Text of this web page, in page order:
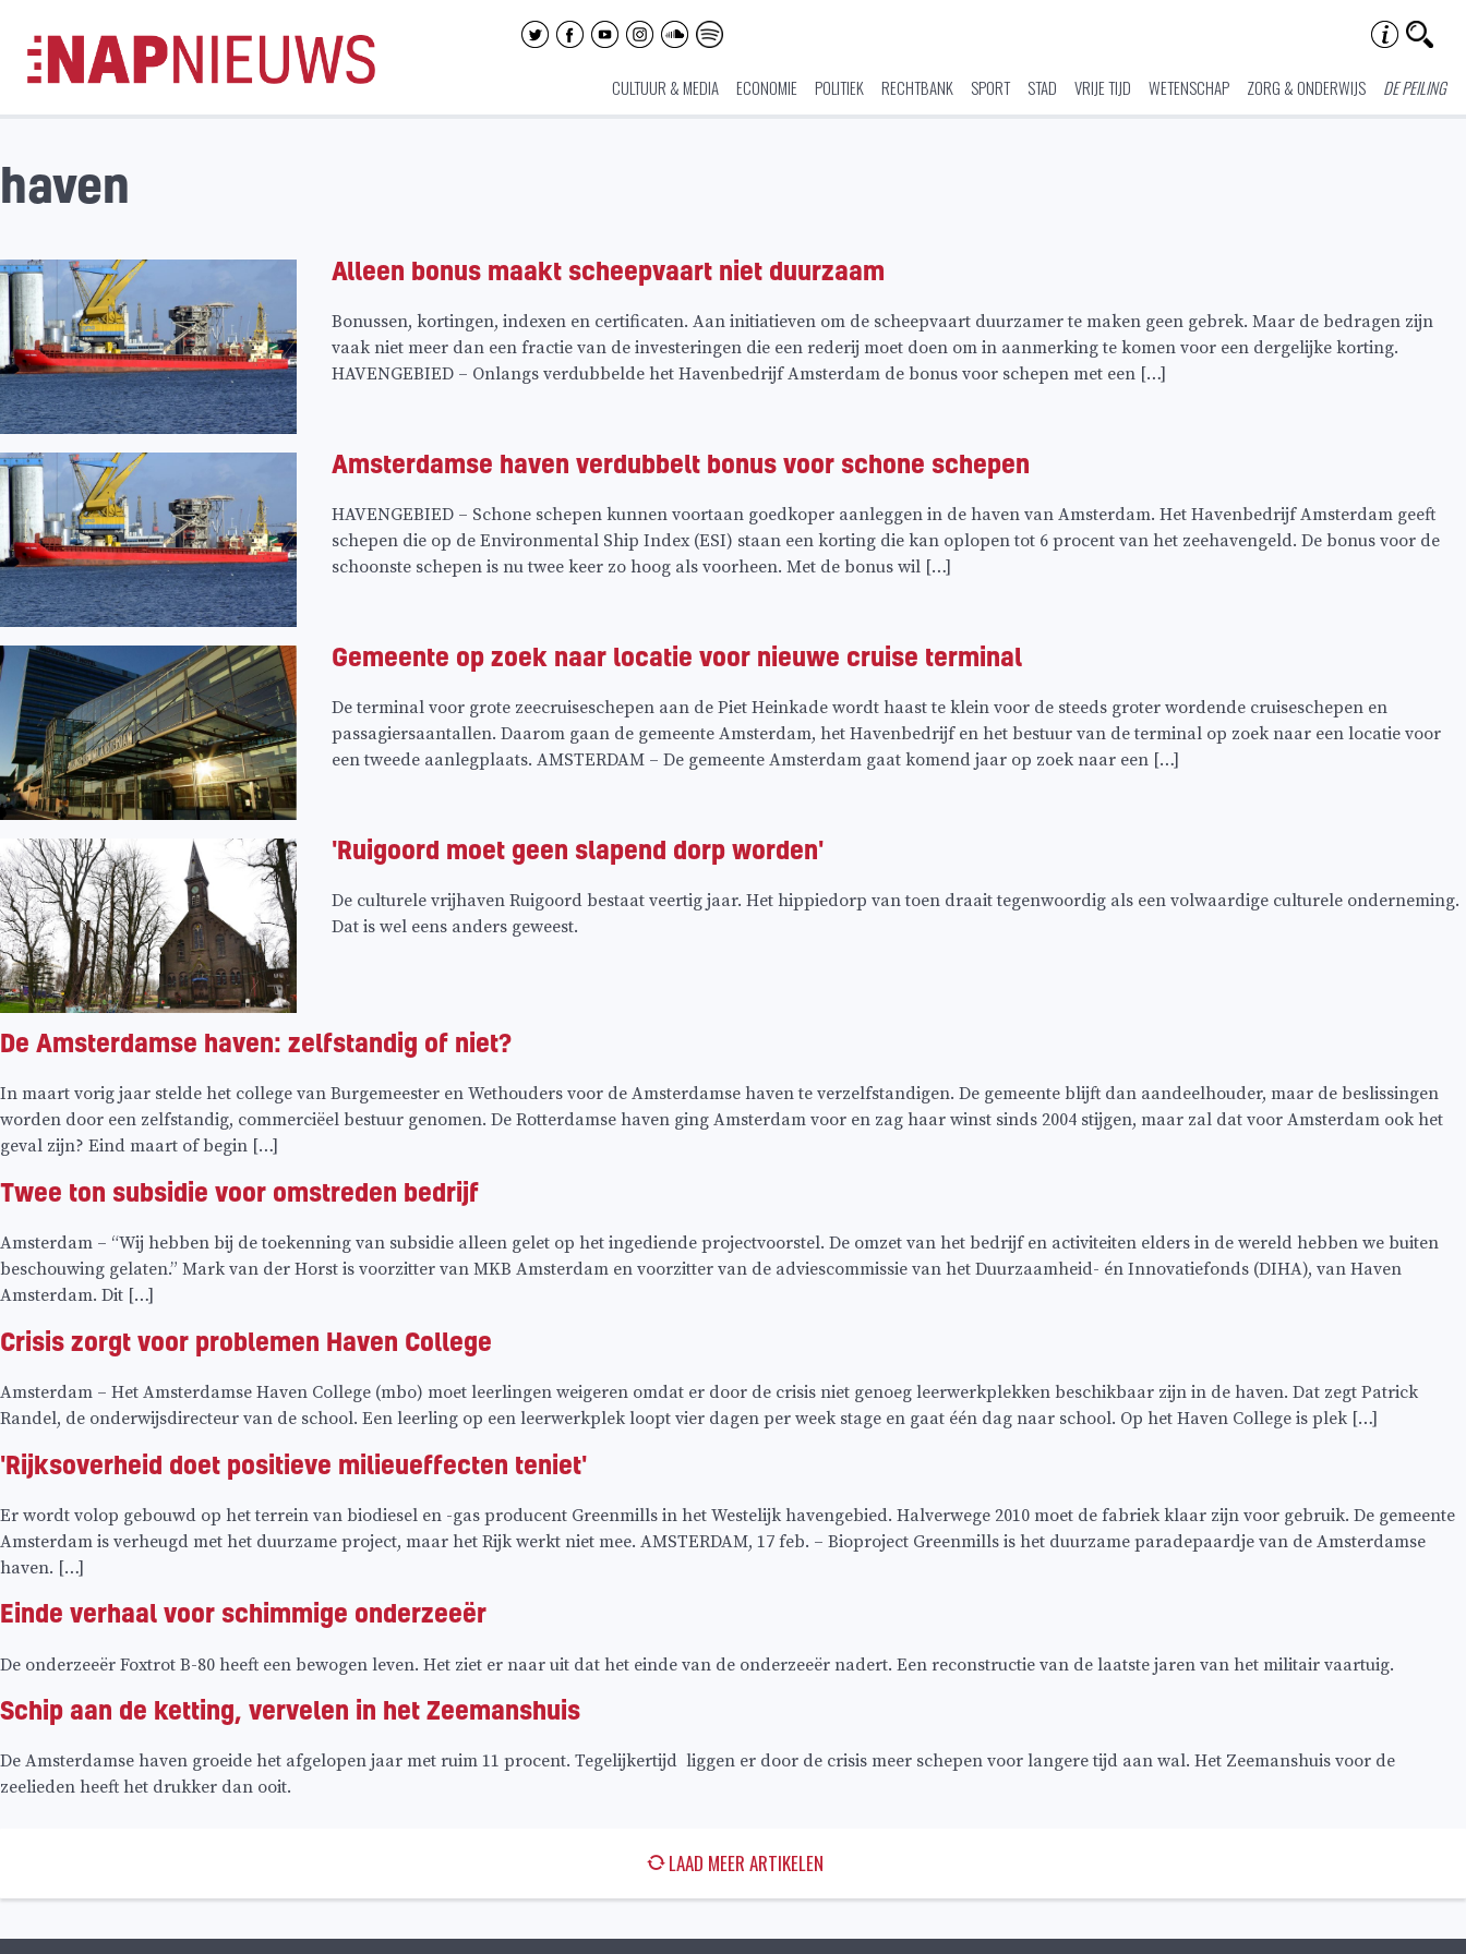
naar
inhoud
CULTUUR & MEDIA ECONOMIE POLITIEK RECHTBANK SPORT STAD VRIJE TIJD WETENSCHAP ZORG & ONDERWIJS DE PEILING
haven
Alleen bonus maakt scheepvaart niet duurzaam
Bonussen, kortingen, indexen en certificaten. Aan initiatieven om de scheepvaart duurzamer te maken geen gebrek. Maar de bedragen zijn
vaak niet meer dan een fractie van de investeringen die een rederij moet doen om in aanmerking te komen voor een dergelijke korting.
HAVENGEBIED – Onlangs verdubbelde het Havenbedrijf Amsterdam de bonus voor schepen met een […]
Amsterdamse haven verdubbelt bonus voor schone schepen
HAVENGEBIED – Schone schepen kunnen voortaan goedkoper aanleggen in de haven van Amsterdam. Het Havenbedrijf Amsterdam geeft
schepen die op de Environmental Ship Index (ESI) staan een korting die kan oplopen tot 6 procent van het zeehavengeld. De bonus voor de
schoonste schepen is nu twee keer zo hoog als voorheen. Met de bonus wil […]
Gemeente op zoek naar locatie voor nieuwe cruise terminal
De terminal voor grote zeecruiseschepen aan de Piet Heinkade wordt haast te klein voor de steeds groter wordende cruiseschepen en
passagiersaantallen. Daarom gaan de gemeente Amsterdam, het Havenbedrijf en het bestuur van de terminal op zoek naar een locatie voor
een tweede aanlegplaats. AMSTERDAM – De gemeente Amsterdam gaat komend jaar op zoek naar een […]
'Ruigoord moet geen slapend dorp worden'
De culturele vrijhaven Ruigoord bestaat veertig jaar. Het hippiedorp van toen draait tegenwoordig als een volwaardige culturele onderneming.
Dat is wel eens anders geweest.
De Amsterdamse haven: zelfstandig of niet?
In maart vorig jaar stelde het college van Burgemeester en Wethouders voor de Amsterdamse haven te verzelfstandigen. De gemeente blijft dan aandeelhouder, maar de beslissingen
worden door een zelfstandig, commerciëel bestuur genomen. De Rotterdamse haven ging Amsterdam voor en zag haar winst sinds 2004 stijgen, maar zal dat voor Amsterdam ook het
geval zijn? Eind maart of begin […]
Twee ton subsidie voor omstreden bedrijf
Amsterdam – “Wij hebben bij de toekenning van subsidie alleen gelet op het ingediende projectvoorstel. De omzet van het bedrijf en activiteiten elders in de wereld hebben we buiten
beschouwing gelaten.” Mark van der Horst is voorzitter van MKB Amsterdam en voorzitter van de adviescommissie van het Duurzaamheid- én Innovatiefonds (DIHA), van Haven
Amsterdam. Dit […]
Crisis zorgt voor problemen Haven College
Amsterdam – Het Amsterdamse Haven College (mbo) moet leerlingen weigeren omdat er door de crisis niet genoeg leerwerkplekken beschikbaar zijn in de haven. Dat zegt Patrick
Randel, de onderwijsdirecteur van de school. Een leerling op een leerwerkplek loopt vier dagen per week stage en gaat één dag naar school. Op het Haven College is plek […]
'Rijksoverheid doet positieve milieueffecten teniet'
Er wordt volop gebouwd op het terrein van biodiesel en -gas producent Greenmills in het Westelijk havengebied. Halverwege 2010 moet de fabriek klaar zijn voor gebruik. De gemeente
Amsterdam is verheugd met het duurzame project, maar het Rijk werkt niet mee. AMSTERDAM, 17 feb. – Bioproject Greenmills is het duurzame paradepaardje van de Amsterdamse
haven. […]
Einde verhaal voor schimmige onderzeeër
De onderzeeër Foxtrot B-80 heeft een bewogen leven. Het ziet er naar uit dat het einde van de onderzeeër nadert. Een reconstructie van de laatste jaren van het militair vaartuig.
Schip aan de ketting, vervelen in het Zeemanshuis
De Amsterdamse haven groeide het afgelopen jaar met ruim 11 procent. Tegelijkertijd liggen er door de crisis meer schepen voor langere tijd aan wal. Het Zeemanshuis voor de
zeelieden heeft het drukker dan ooit.
LAAD MEER ARTIKELEN